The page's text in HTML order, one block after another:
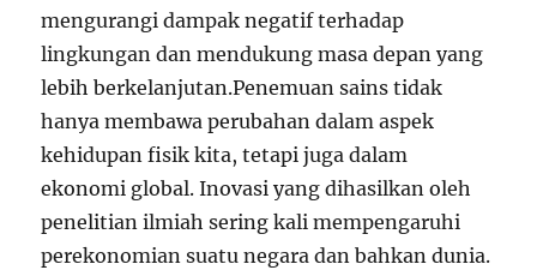
mengurangi dampak negatif terhadap
lingkungan dan mendukung masa depan yang
lebih berkelanjutan.Penemuan sains tidak
hanya membawa perubahan dalam aspek
kehidupan fisik kita, tetapi juga dalam
ekonomi global. Inovasi yang dihasilkan oleh
penelitian ilmiah sering kali mempengaruhi
perekonomian suatu negara dan bahkan dunia.